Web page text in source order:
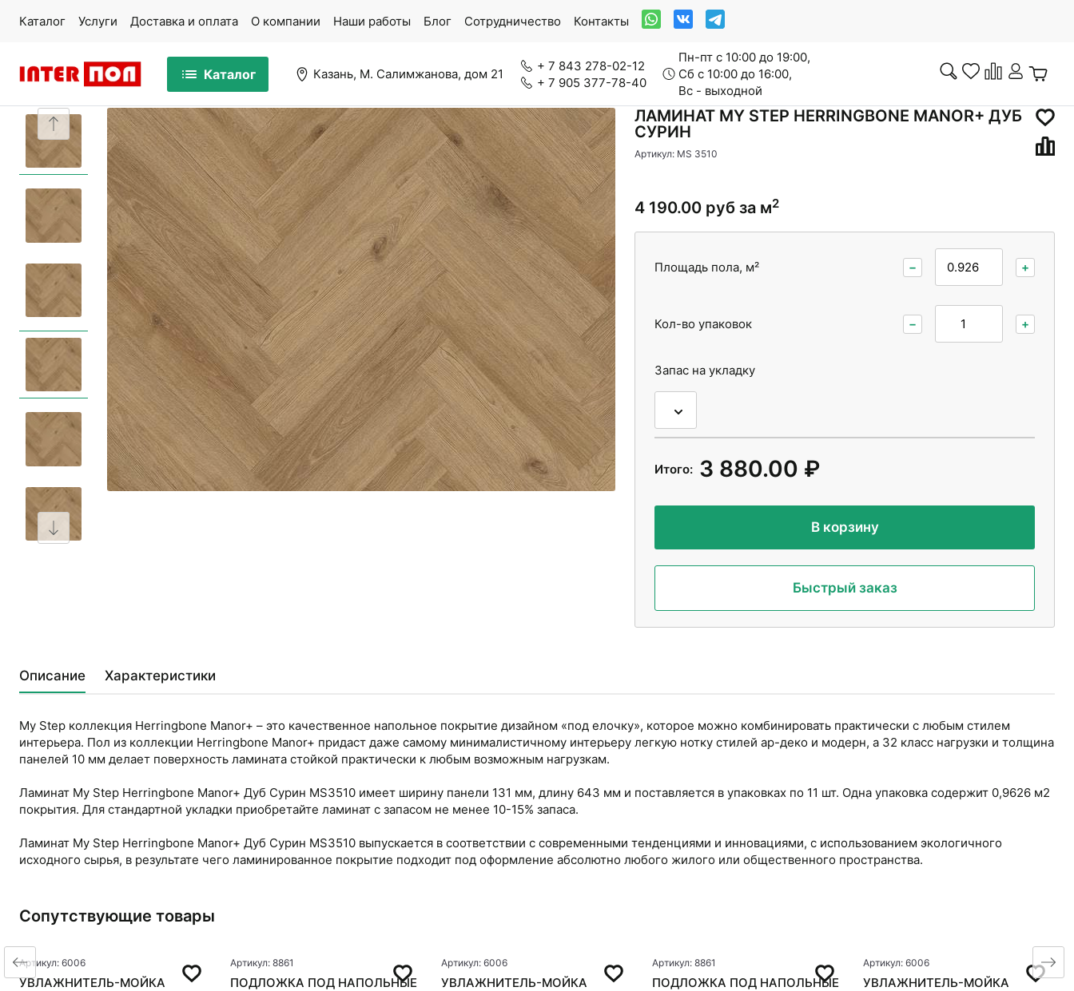
Каталог Услуги Доставка и оплата О компании Наши работы Блог Сотрудничество Контакты
Каталог Казань, М. Салимжанова, дом 21
+ 7 843 278-02-12
+ 7 905 377-78-40
Пн-пт с 10:00 до 19:00,
Сб с 10:00 до 16:00,
Вс - выходной
Массивная доска Паркетная доска Модульный паркет
Ламинат Минерально-каменный ламинат Паркетная химия Сопутствующие товары
Кварцвинил Ковролин Стеновые панели Межкомнатные двери
ЛАМИНАТ MY STEP HERRINGBONE MANOR+ ДУБ
СУРИН
Артикул: MS 3510
4 190.00 руб за м2
Площадь пола, м² − +
Кол-во упаковок − +
Запас на укладку
Итого: 3 880.00 ₽
В корзину
Быстрый заказ
Описание Характеристики
My Step коллекция Herringbone Manor+ – это качественное напольное покрытие дизайном «под елочку», которое можно комбинировать практически с любым стилем
интерьера. Пол из коллекции Herringbone Manor+ придаст даже самому минималистичному интерьеру легкую нотку стилей ар-деко и модерн, а 32 класс нагрузки и толщина
панелей 10 мм делает поверхность ламината стойкой практически к любым возможным нагрузкам.
Ламинат My Step Herringbone Manor+ Дуб Сурин MS3510 имеет ширину панели 131 мм, длину 643 мм и поставляется в упаковках по 11 шт. Одна упаковка содержит 0,9626 м2
покрытия. Для стандартной укладки приобретайте ламинат с запасом не менее 10-15% запаса.
Ламинат My Step Herringbone Manor+ Дуб Сурин MS3510 выпускается в соответствии с современными тенденциями и инновациями, с использованием экологичного
исходного сырья, в результате чего ламинированное покрытие подходит под оформление абсолютно любого жилого или общественного пространства.
Сопутствующие товары
Артикул: 6006
УВЛАЖНИТЕЛЬ-МОЙКА
Артикул: 8861
ПОДЛОЖКА ПОД НАПОЛЬНЫЕ
Артикул: 6006
УВЛАЖНИТЕЛЬ-МОЙКА
Артикул: 8861
ПОДЛОЖКА ПОД НАПОЛЬНЫЕ
Артикул: 6006
УВЛАЖНИТЕЛЬ-МОЙКА